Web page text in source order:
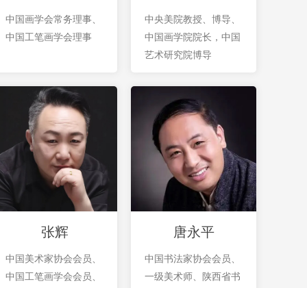
中国画学会常务理事、
中国工笔画学会理事
中央美院教授、博导、
中国画学院院长，中国
艺术研究院博导
张辉
中国美术家协会会员、
中国工笔画学会会员、
唐永平
中国书法家协会会员、
一级美术师、陕西省书